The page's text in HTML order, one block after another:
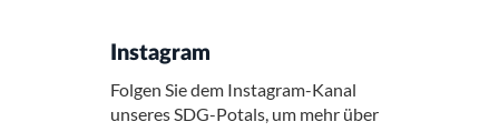
Instagram
Folgen Sie dem Instagram-Kanal
unseres SDG-Potals, um mehr über